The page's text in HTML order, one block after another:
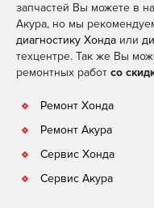
запчастей Вы можете в
Акура, но мы
диагностику Хонда или
техцентре. Так же Вы
ремонтных работ со
Ремонт Хонда
Ремонт Акура
Сервис Хонда
Сервис Акура